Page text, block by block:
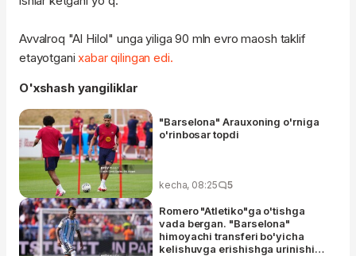
Avvalroq "Al Hilol" unga yiliga 90 mln evro maosh taklif
etayotgani xabar qilingan edi.
O'xshash yangiliklar
"Barselona" Arauxoning o'rniga
o'rinbosar topdi
kecha, 08:25 5
Romero "Atletiko"ga o'tishga
vada bergan. "Barselona"
himoyachi transferi bo'yicha
kelishuvga erishishga urinishi